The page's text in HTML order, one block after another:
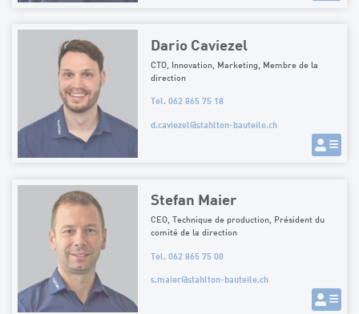
Dario Caviezel
CTO, Innovation, Marketing, Membre de la
direction
Tel. 062 865 75 18
d.caviezel@stahlton-bauteile.ch
Stefan Maier
CEO, Technique de production, Président du
comité de la direction
Tel. 062 865 75 00
s.maier@stahlton-bauteile.ch